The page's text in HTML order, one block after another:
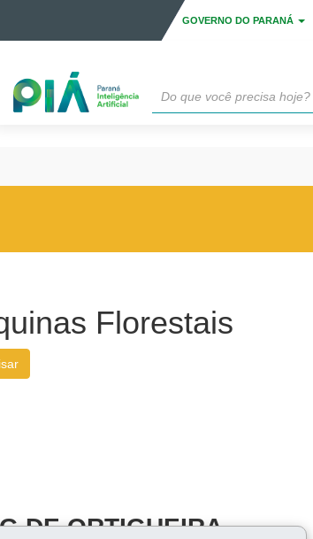
GOVERNO DO PARANÁ
Florestais
DE ORTIGUEIRA